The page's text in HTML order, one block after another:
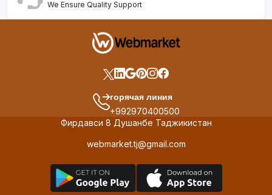
We Ensure Quality Support
горячая линия
+992970400500
Фирдавси 8 Душанбе Таджикистан
webmarket.tj@gmail.com